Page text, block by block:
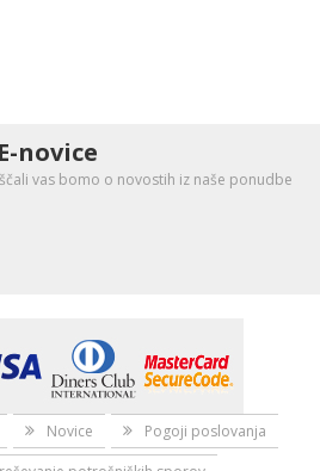
E-novice
vas bomo o novostih iz naše ponudbe
Novice
Pogoji poslovanja